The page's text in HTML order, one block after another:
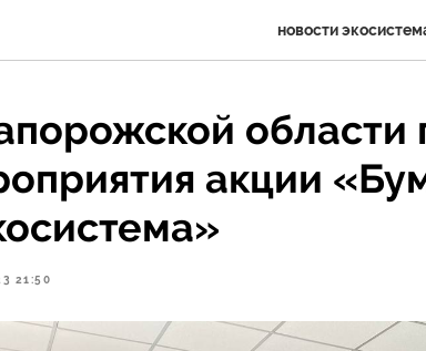
новости
акции
21:50